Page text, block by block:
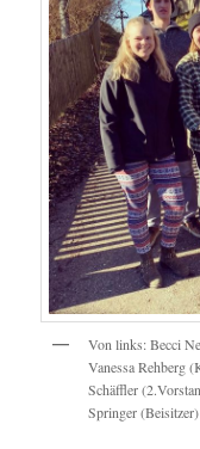
Von links: Becci
Vanessa Rehberg
Schäffler
Springer (Beisitzer)